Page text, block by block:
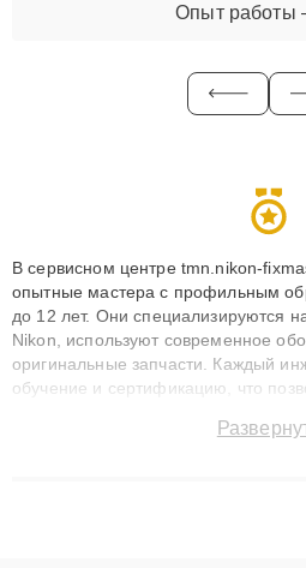
Опыт работы
В сервисном центре tmn.nikon-
опытные мастера с профильным
до 12 лет. Они специализируются
Nikon, используют современное
оригинальные запчасти. Каждый
обучение и сертификацию, что
сохранением гарантии до 3 лет.